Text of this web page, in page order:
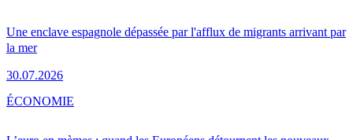
Une enclave espagnole dépassée par l'afflux de migrants arrivant par
la mer
30.07.2026
ÉCONOMIE